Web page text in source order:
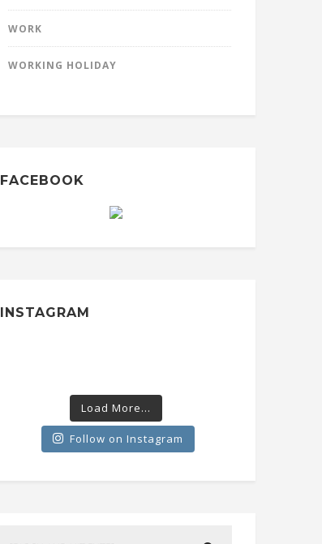
WORK
WORKING HOLIDAY
FACEBOOK
INSTAGRAM
Load More...
Follow on Instagram